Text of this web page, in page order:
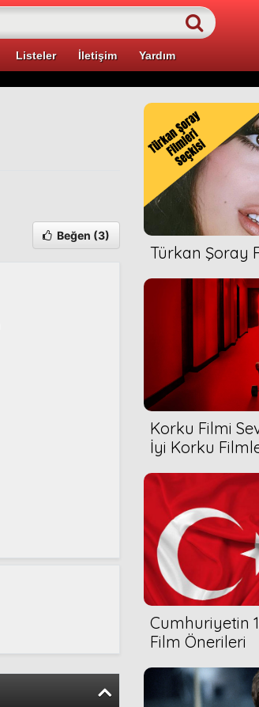
Listeler İletişim Yardım
Beğen (3)
Türkan Şoray
Korku Filmi
İyi Korku
Cumhuriyetin
Film Önerileri